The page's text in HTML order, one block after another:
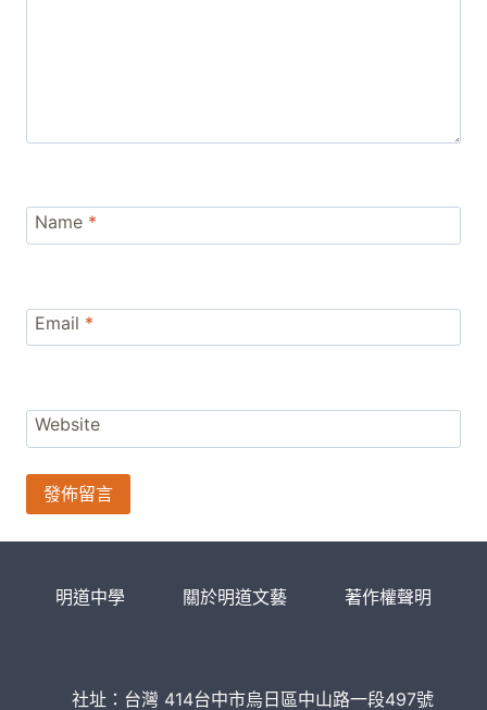
Name *
Email *
Website
明道中學 關於明道文藝 著作權聲明
社址：台灣 414台中市烏日區中山路一段497號